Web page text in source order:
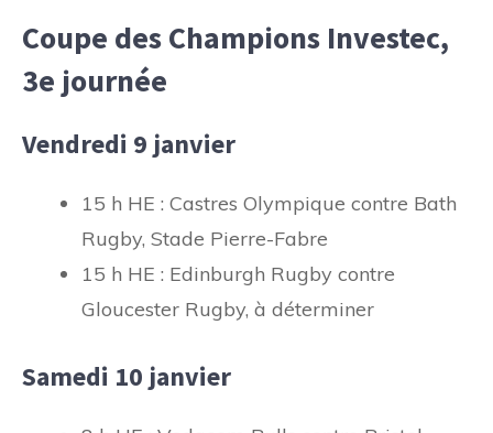
Coupe des Champions Investec,
3e journée
Vendredi 9 janvier
15 h HE : Castres Olympique contre Bath
Rugby, Stade Pierre-Fabre
15 h HE : Edinburgh Rugby contre
Gloucester Rugby, à déterminer
Samedi 10 janvier